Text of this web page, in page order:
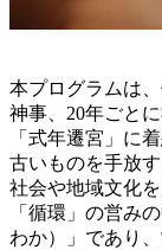
本プログラムは
神事、20年ごと
「式年遷宮」に
古いものを手放
社会や地域文化
「循環」の営み
わか）」であり